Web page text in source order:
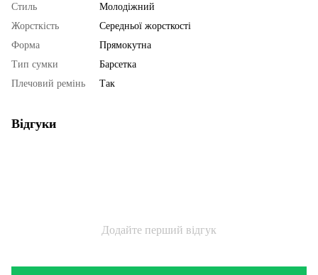
Стиль
Молодіжний
Жорсткість
Середньої жорсткості
Форма
Прямокутна
Тип сумки
Барсетка
Плечовий ремінь
Так
Відгуки
Додайте перший відгук